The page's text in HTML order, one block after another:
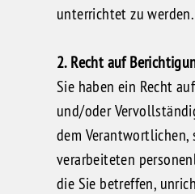
unterrichtet zu werden.
2. Recht auf
Sie haben ein Recht
und/oder
dem Verantwortlichen,
verarbeiteten
die Sie betreffen,